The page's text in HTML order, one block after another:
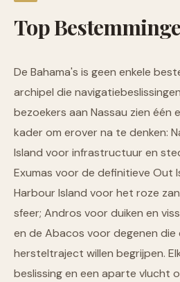
Top
De Bahama's is geen enkele
archipel die
bezoekers aan Nassau zien één
kader om erover na te denken:
Island voor infrastructuur en
Exumas voor de definitieve Out
Harbour Island voor het roze
sfeer; Andros voor duiken en
en de Abacos voor degenen die
hersteltraject willen begrijpen.
beslissing en een aparte vlucht